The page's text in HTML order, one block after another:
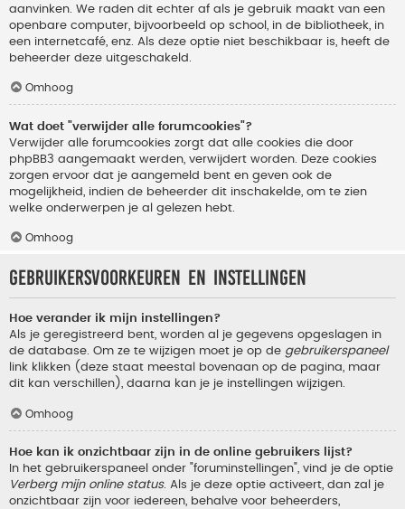
aanvinken. We raden dit echter af als je gebruik maakt van een
openbare computer, bijvoorbeeld op school, in de bibliotheek, in
een internetcafé, enz. Als deze optie niet beschikbaar is, heeft de
beheerder deze uitgeschakeld.
Omhoog
Wat doet "verwijder alle forumcookies"?
Verwijder alle forumcookies zorgt dat alle cookies die door
phpBB3 aangemaakt werden, verwijdert worden. Deze cookies
zorgen ervoor dat je aangemeld bent en geven ook de
mogelijkheid, indien de beheerder dit inschakelde, om te zien
welke onderwerpen je al gelezen hebt.
Omhoog
Gebruikersvoorkeuren en instellingen
Hoe verander ik mijn instellingen?
Als je geregistreerd bent, worden al je gegevens opgeslagen in
de database. Om ze te wijzigen moet je op de gebruikerspaneel
link klikken (deze staat meestal bovenaan op de pagina, maar
dit kan verschillen), daarna kan je je instellingen wijzigen.
Omhoog
Hoe kan ik onzichtbaar zijn in de online gebruikers lijst?
In het gebruikerspaneel onder "foruminstellingen", vind je de optie
Verberg mijn online status. Als je deze optie activeert, dan zal je
onzichtbaar zijn voor iedereen, behalve voor beheerders,